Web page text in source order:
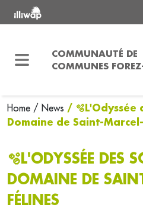
COMMUNAUTÉ DE
COMMUNES
Home / News / 🫧L'Odyssée
Domaine de Saint-
🫧L'ODYSSÉE DES
DOMAINE DE
FÉLINES